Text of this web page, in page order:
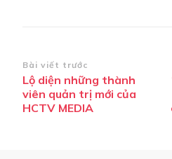
Điều
hướng
bài
Bài viết trước
Lộ diện những thành
viên quản trị mới của
HCTV MEDIA